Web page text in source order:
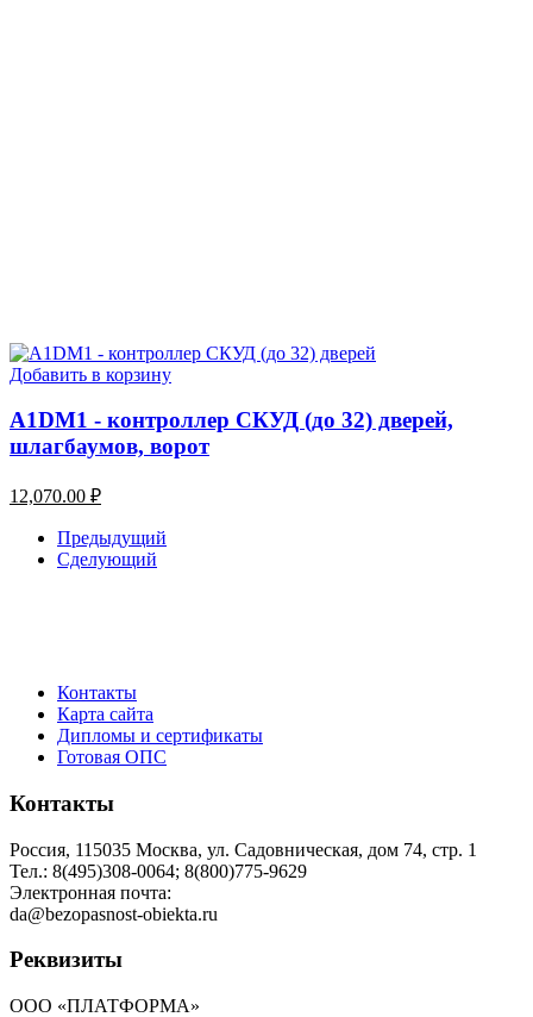
Добавить в корзину
A1DM1 - контроллер СКУД (до 32) дверей,
шлагбаумов, ворот
12,070.00 ₽
Предыдущий
Сделующий
Контакты
Карта сайта
Дипломы и сертификаты
Готовая ОПС
Контакты
Россия, 115035 Москва, ул. Садовническая, дом 74, стр. 1
Тел.: 8(495)308-0064; 8(800)775-9629
Электронная почта:
da@bezopasnost-obiekta.ru
Реквизиты
ООО «ПЛАТФОРМА»